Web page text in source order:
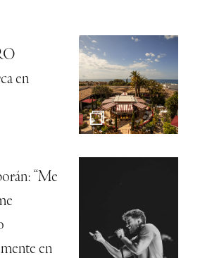
en
“Me
en